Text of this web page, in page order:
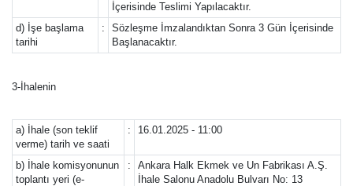
İçerisinde Teslimi Yapılacaktır.
d) İşe başlama
tarihi
:
Sözleşme İmzalandıktan Sonra 3 Gün İçerisinde
Başlanacaktır.
3-İhalenin
a) İhale (son teklif
verme) tarih ve saati
: 16.01.2025 - 11:00
b) İhale komisyonunun
toplantı yeri (e-
:
Ankara Halk Ekmek ve Un Fabrikası A.Ş.
İhale Salonu Anadolu Bulvarı No: 13